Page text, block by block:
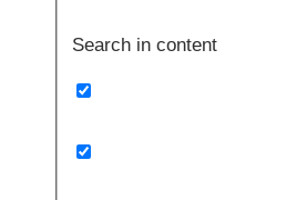
Search in content